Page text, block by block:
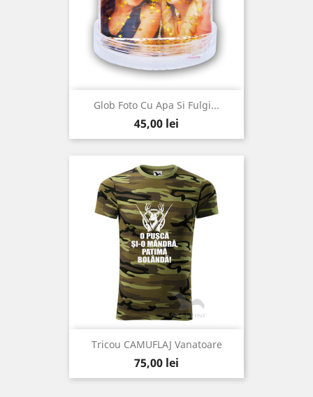
Glob Foto Cu Apa Si Fulgi...
Pret
45,00 lei
Tricou CAMUFLAJ Vanatoare
Pret
75,00 lei